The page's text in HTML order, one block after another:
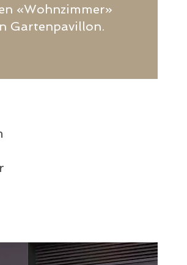
«Wohnzimmer»
Gartenpavillon.